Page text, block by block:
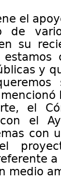
el
de
su
y
el
el
con
medio